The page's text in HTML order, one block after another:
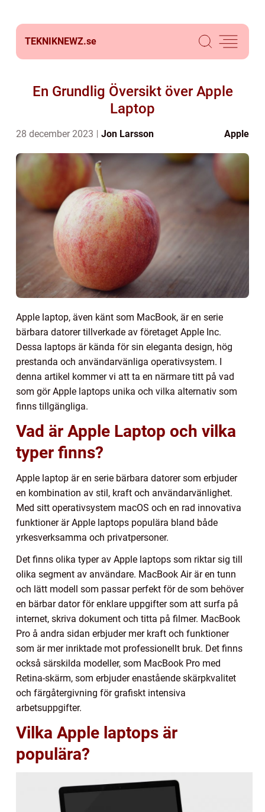
TEKNIKNEWZ.se
En Grundlig Översikt över Apple
Laptop
28 december 2023 Jon Larsson Apple
Apple laptop, även känt som MacBook, är en serie
bärbara datorer tillverkade av företaget Apple Inc.
Dessa laptops är kända för sin eleganta design, hög
prestanda och användarvänliga operativsystem. I
denna artikel kommer vi att ta en närmare titt på vad
som gör Apple laptops unika och vilka alternativ som
finns tillgängliga.
Vad är Apple Laptop och vilka
typer finns?
Apple laptop är en serie bärbara datorer som erbjuder
en kombination av stil, kraft och användarvänlighet.
Med sitt operativsystem macOS och en rad innovativa
funktioner är Apple laptops populära bland både
yrkesverksamma och privatpersoner.
Det finns olika typer av Apple laptops som riktar sig till
olika segment av användare. MacBook Air är en tunn
och lätt modell som passar perfekt för de som behöver
en bärbar dator för enklare uppgifter som att surfa på
internet, skriva dokument och titta på filmer. MacBook
Pro å andra sidan erbjuder mer kraft och funktioner
som är mer inriktade mot professionellt bruk. Det finns
också särskilda modeller, som MacBook Pro med
Retina-skärm, som erbjuder enastående skärpkvalitet
och färgåtergivning för grafiskt intensiva
arbetsuppgifter.
Vilka Apple laptops är
populära?